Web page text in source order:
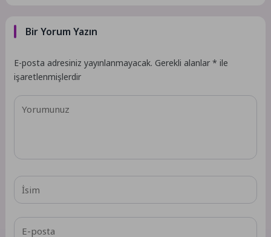
Bir Yorum Yazın
E-posta adresiniz yayınlanmayacak. Gerekli alanlar* ile
işaretlenmişlerdir